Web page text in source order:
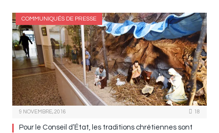
COMMUNIQUÉS DE PRESSE
9 NOVEMBRE, 2016 18
Pour le Conseil d’État, les traditions chrétiennes sont